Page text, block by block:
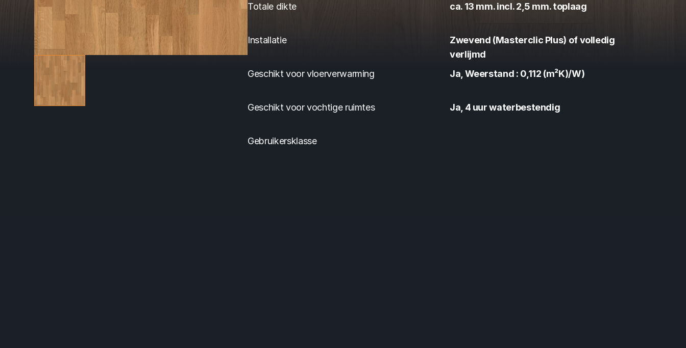
Totale dikte ca. 13 mm. incl. 2,5 mm. toplaag
Installatie
Zwevend (Masterclic Plus) of volledig
verlijmd
Geschikt voor vloerverwarming
Ja, Weerstand : 0,112 (m²K)/W)
Geschikt voor vochtige ruimtes Ja, 4 uur waterbestendig
Gebruikersklasse